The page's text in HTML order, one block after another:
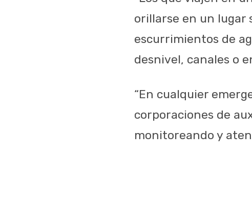
orillarse en un lugar
escurrimientos de
desnivel, canales o
“En cualquier
corporaciones de
monitoreando y